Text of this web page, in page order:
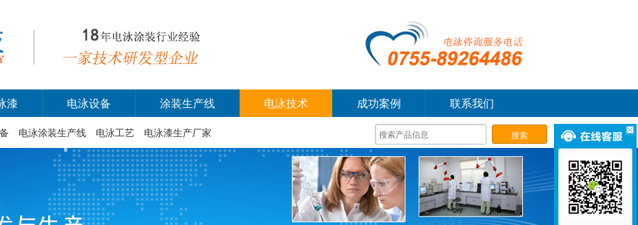
漆 电泳设备 涂装生产线 电泳技术 成功案例 联系我们
电泳涂装生产线 电泳工艺 电泳漆生产厂家